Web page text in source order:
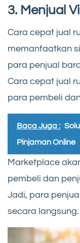
3. Menjual
Cara cepat jual
memanfaatkan
para penjual
Cara cepat jual
para pembeli
Baca Juga :
Pinjaman Online
Marketplace
pembeli dan
Jadi, para
secara langsung.